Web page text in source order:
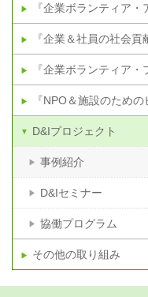
『企業ボランティア
『企業＆社員の社会
『企業ボランティア
『NPO＆施設のため
D&Iプロジェクト
事例紹介
D&Iセミナー
協働プログラム
その他の取り組み